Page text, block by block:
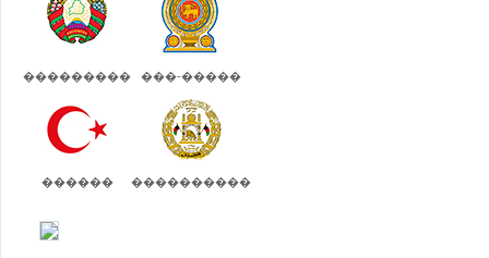
��������� ���-�����
������ ����������